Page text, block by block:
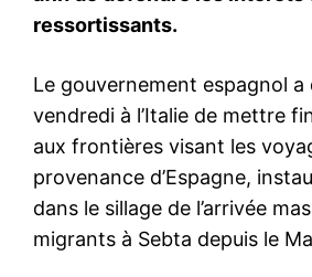
Le Roi préside une réception
Trône
30 July 2025
In "Famille Royale"